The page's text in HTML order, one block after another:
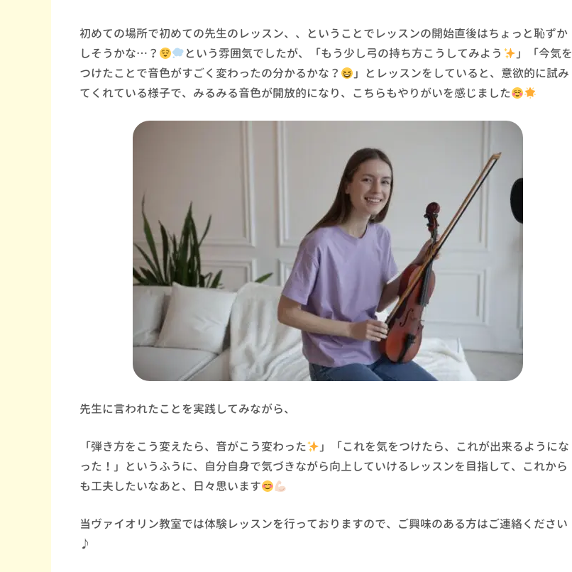
初めての場所で初めての先生のレッスン、、ということでレッスンの開始直後はちょっと恥ずか
しそうかな… ？ という雰囲気でしたが、「もう少し弓の持ち方こうしてみよう
」「今気を
つけたことで音色がすごく変わったの分かるかな？
」とレッスンをしていると、意欲的に試み
てくれている様子で、みるみる音色が開放的になり、こちらもやりがいを感じました
先生に言われたことを実践してみながら、
「弾き方をこう変えたら、音がこう変わった
」「これを気をつけたら、これが出来るようにな
った！」というふうに、自分自身で気づきながら向上していけるレッスンを目指して、これから
も工夫したいなあと、日々思います
当ヴァイオリン教室では体験レッスンを行っておりますので、ご興味のある方はご連絡ください
♪